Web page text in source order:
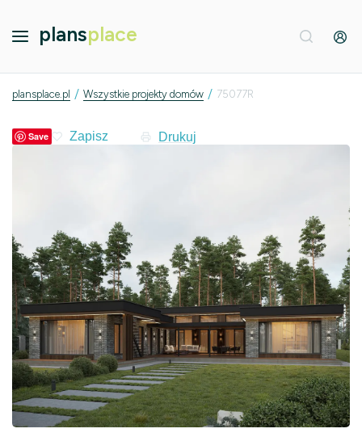
plansplace
plansplace.pl / Wszystkie projekty domów / 75077R
Save Drukuj